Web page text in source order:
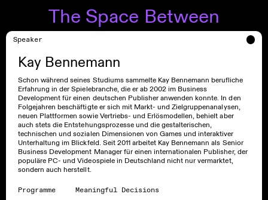
The Space Between
Speaker
Kay Bennemann
Schon während seines Studiums sammelte Kay Bennemann berufliche
Erfahrung in der Spielebranche, die er ab 2002 im Business
Development für einen deutschen Publisher anwenden konnte. In den
Folgejahren beschäftigte er sich mit Markt- und Zielgruppenanalysen,
neuen Plattformen sowie Vertriebs- und Erlösmodellen, behielt aber
auch stets die Entstehungsprozesse und die gestalterischen,
technischen und sozialen Dimensionen von Games und interaktiver
Unterhaltung im Blickfeld. Seit 2011 arbeitet Kay Bennemann als Senior
Business Development Manager für einen internationalen Publisher, der
populäre PC- und Videospiele in Deutschland nicht nur vermarktet,
sondern auch herstellt.
Programme
Meaningful Decisions